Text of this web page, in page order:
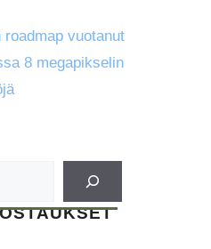
vuotanut
8 megapikselin